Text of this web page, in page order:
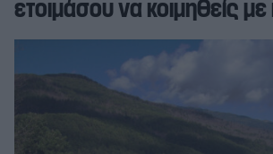
ετοιμάσου να κοιμηθείς